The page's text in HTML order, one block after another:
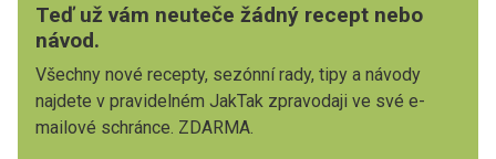
Teď už vám neuteče žádný recept nebo
návod.
Všechny nové recepty, sezónní rady, tipy a návody
najdete v pravidelném JakTak zpravodaji ve své e-
mailové schránce. ZDARMA.